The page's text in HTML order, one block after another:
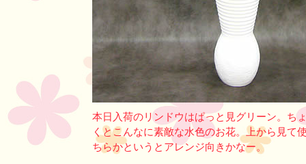
本日入荷のリンドウはぱっと見グリーン。ち
くとこんなに素敵な水色のお花。上から見て
ちらかというとアレンジ向きかなー。